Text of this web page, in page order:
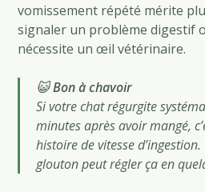
vomissement répété mérite
signaler un problème digestif
nécessite un œil vétérinaire.
😺Bon à chavoir
Si votre chat régurgite
minutes après avoir mangé,
histoire de vitesse
glouton peut régler ça en